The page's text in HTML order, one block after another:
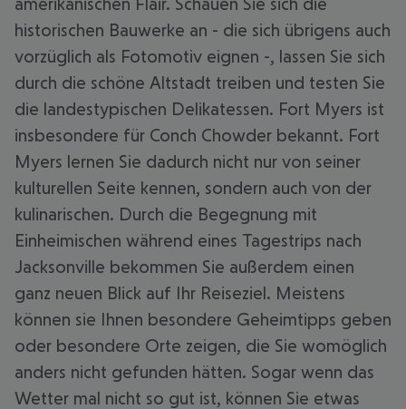
historischen Bauwerke an - die sich übrigens auch
vorzüglich als Fotomotiv eignen -, lassen Sie sich
durch die schöne Altstadt treiben und testen Sie
die landestypischen Delikatessen. Fort Myers ist
insbesondere für Conch Chowder bekannt. Fort
Myers lernen Sie dadurch nicht nur von seiner
kulturellen Seite kennen, sondern auch von der
kulinarischen. Durch die Begegnung mit
Einheimischen während eines Tagestrips nach
Jacksonville bekommen Sie außerdem einen
ganz neuen Blick auf Ihr Reiseziel. Meistens
können sie Ihnen besondere Geheimtipps geben
oder besondere Orte zeigen, die Sie womöglich
anders nicht gefunden hätten. Sogar wenn das
Wetter mal nicht so gut ist, können Sie etwas